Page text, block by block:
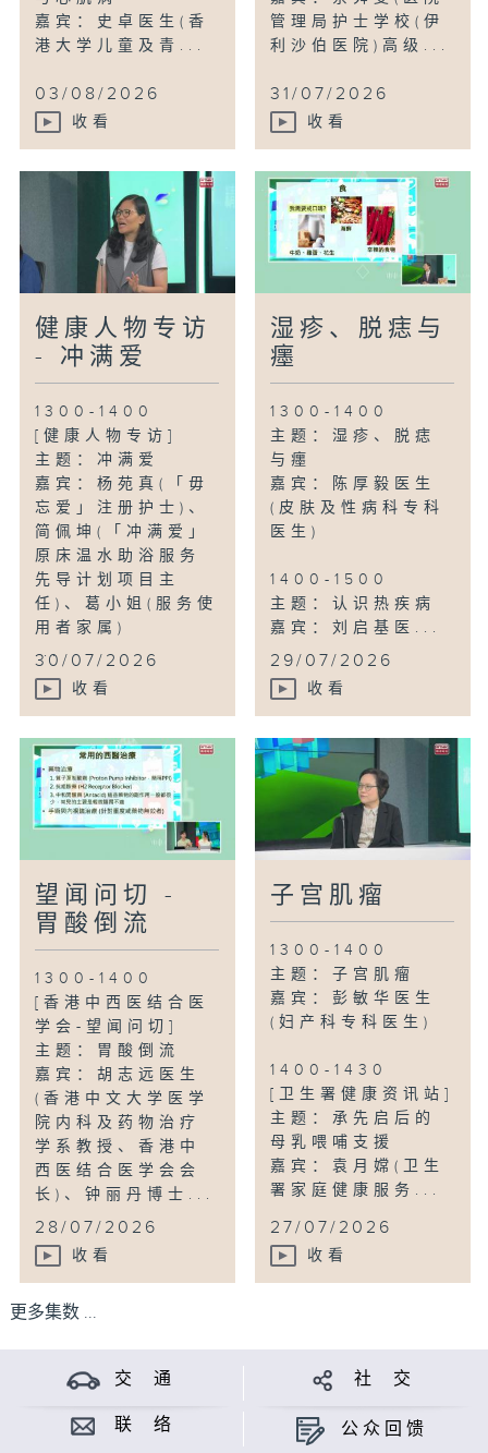
嘉宾：史卓医生(香
港大学儿童及青...
03/08/2026
收看
管理局护士学校(伊
利沙伯医院)高级...
31/07/2026
收看
健康人物专访
- 冲满爱
1300-1400
[健康人物专访]
主题：冲满爱
嘉宾：杨苑真(「毋
忘爱」注册护士)、
简佩坤(「冲满爱」
原床温水助浴服务
先导计划项目主
任)、葛小姐(服务使
用者家属)
...
30/07/2026
收看
湿疹、脱痣与
癦
1300-1400
主题：湿疹、脱痣
与癦
嘉宾：陈厚毅医生
(皮肤及性病科专科
医生)
1400-1500
主题：认识热疾病
嘉宾：刘启基医...
29/07/2026
收看
望闻问切 -
胃酸倒流
1300-1400
[香港中西医结合医
学会-望闻问切]
主题：胃酸倒流
嘉宾：胡志远医生
(香港中文大学医学
院内科及药物治疗
学系教授、香港中
西医结合医学会会
长)、钟丽丹博士...
28/07/2026
收看
子宫肌瘤
1300-1400
主题：子宫肌瘤
嘉宾：彭敏华医生
(妇产科专科医生)
1400-1430
[卫生署健康资讯站]
主题：承先启后的
母乳喂哺支援
嘉宾：袁月嫦(卫生
署家庭健康服务...
27/07/2026
收看
更多集数 ...
交 通 社 交
联 络 公众回馈